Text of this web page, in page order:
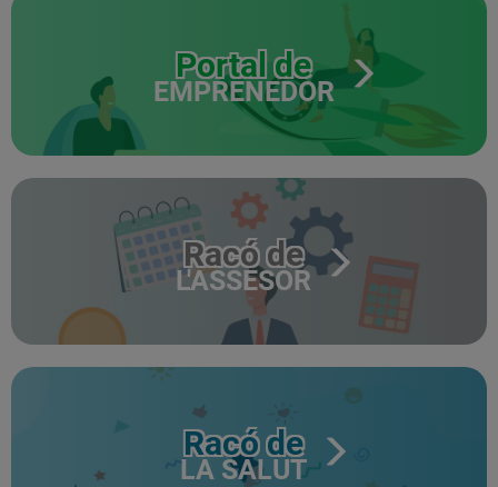
Portal de
EMPRENEDOR
Racó de
L'ASSESOR
Racó de
LA SALUT